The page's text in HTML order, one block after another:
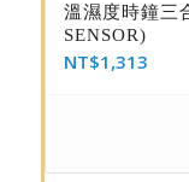
溫濕度時鐘三
SENSOR)
NT$1,313